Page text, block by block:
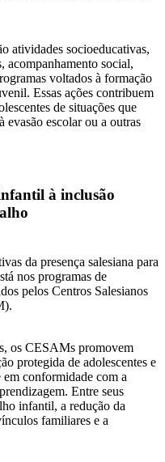
atividades socioeducativas,
acompanhamento social,
voltados à formação
Essas ações contribuem
de situações que
evasão escolar ou a outras
à inclusão
da presença salesiana para
nos programas de
pelos Centros Salesianos
os CESAMs promovem
protegida de adolescentes e
conformidade com a
Entre seus
infantil, a redução da
familiares e a